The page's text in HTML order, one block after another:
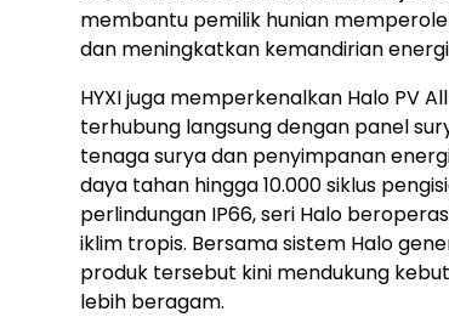
membantu pemilik hunian
dan meningkatkan kemandirian
HYXI juga memperkenalkan Halo PV
terhubung langsung dengan panel
tenaga surya dan penyimpanan
daya tahan hingga 10.000 siklus
perlindungan IP66, seri Halo
iklim tropis. Bersama sistem Halo
produk tersebut kini mendukung
lebih beragam.